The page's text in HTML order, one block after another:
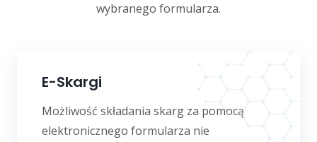
wybranego formularza.
E-Skargi
Możliwość składania skarg za pomocą
elektronicznego formularza nie